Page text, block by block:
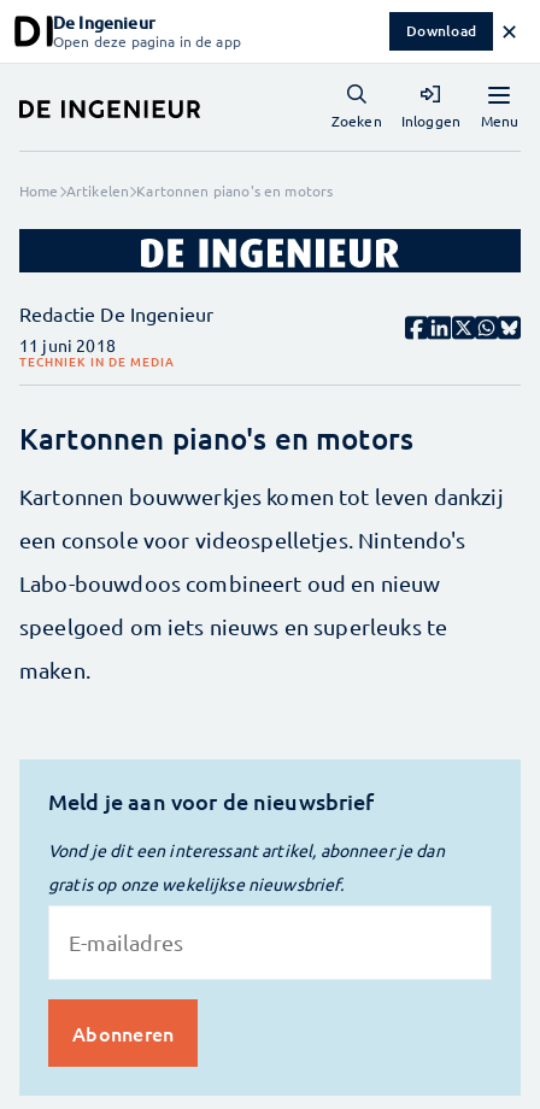
De Ingenieur
Open deze pagina in de app Download ✕
Menu
Zoeken Inloggen
Home Artikelen Kartonnen piano's en motors
Redactie De Ingenieur
11 juni 2018
TECHNIEK IN DE MEDIA
Kartonnen piano's en motors
Kartonnen bouwwerkjes komen tot leven dankzij
een console voor videospelletjes. Nintendo's
Labo-bouwdoos combineert oud en nieuw
speelgoed om iets nieuws en superleuks te
maken.
Meld je aan voor de nieuwsbrief
Vond je dit een interessant artikel, abonneer je dan
gratis op onze wekelijkse nieuwsbrief.